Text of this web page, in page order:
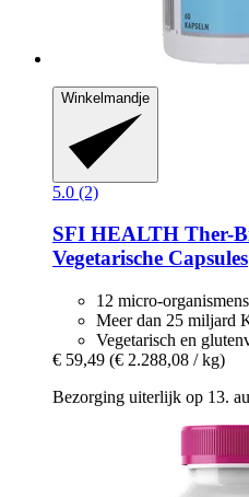
Winkelmandje
5.0 (2)
SFI HEALTH Ther-​
Vegetarische Capsules
12 micro-
Meer dan 25 miljard
Vegetarisch en
€ 59,49 (€ 2.288,08 / kg)
Bezorging uiterlijk op 13.